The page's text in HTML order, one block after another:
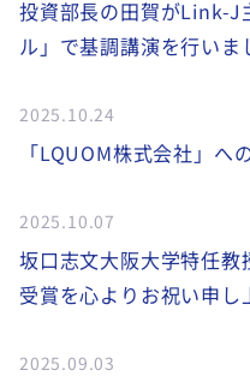
投資部長の田賀がLink-J
ル」で基調講演を行いま
2025.10.24
「LQUOM株式会社」へ
2025.10.07
坂口志文大阪大学特任
受賞を心よりお祝い申し
2025.09.03